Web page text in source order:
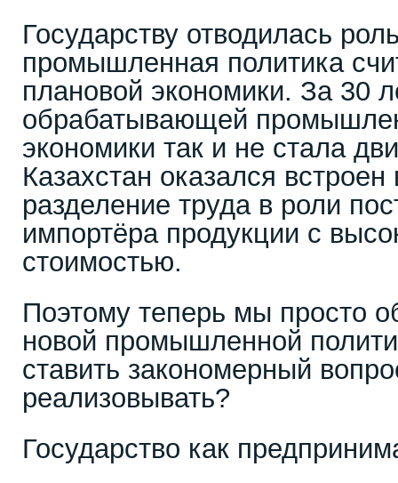
Государству отводилась
промышленная политика
плановой экономики. За 30
обрабатывающей
экономики так и не стала
Казахстан оказался
разделение труда в роли
импортёра продукции с
стоимостью.
Поэтому теперь мы просто
новой промышленной
ставить закономерный
реализовывать?
Государство как